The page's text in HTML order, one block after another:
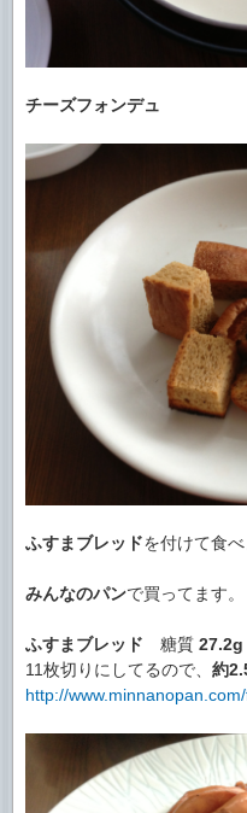
チーズフォンデュ
ふすまブレッドを付けて食べ
みんなのパンで買ってます。
ふすまブレッド 糖質 27.2g
11枚切りにしてるので、 約
http://